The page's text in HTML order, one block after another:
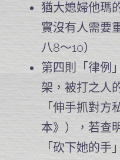
猶大媳婦他瑪
實沒有人需要
八8～10）
第四則「律例
架，被打之人
「伸手抓對方
本》），若查
「砍下她的手